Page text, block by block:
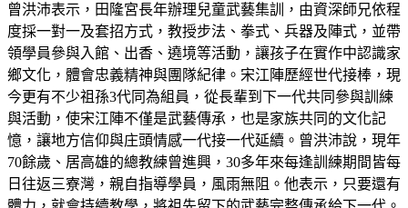
曾洪沛表示，田隆宮長年辦理兒童武藝集訓，由資深師兄依程
度採一對一及套招方式，教授步法、拳式、兵器及陣式，並帶
領學員參與入館、出香、遶境等活動，讓孩子在實作中認識家
鄉文化，體會忠義精神與團隊紀律。宋江陣歷經世代接棒，現
今更有不少祖孫3代同為組員，從長輩到下一代共同參與訓練
與活動，使宋江陣不僅是武藝傳承，也是家族共同的文化記
憶，讓地方信仰與庄頭情感一代接一代延續。曾洪沛說，現年
70餘歲、居高雄的總教練曾進興，30多年來每逢訓練期間皆每
日往返三寮灣，親自指導學員，風雨無阻。他表示，只要還有